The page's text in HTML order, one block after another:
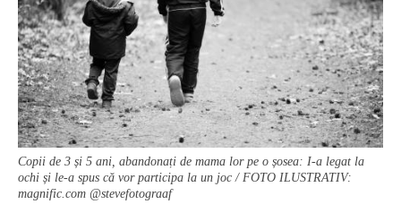
Copii de 3 și 5 ani, abandonați de mama lor pe o șosea: I-a legat la
ochi și le-a spus că vor participa la un joc / FOTO ILUSTRATIV:
magnific.com @stevefotograaf